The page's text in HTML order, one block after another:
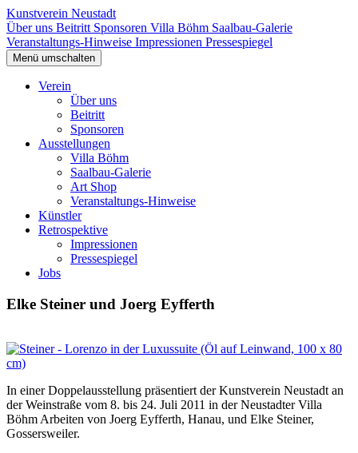
Kunstverein Neustadt
Über uns Beitritt Sponsoren Villa Böhm Saalbau-Galerie
Veranstaltungs-Hinweise Impressionen Pressespiegel
Menü umschalten
Verein
Über uns
Beitritt
Sponsoren
Ausstellungen
Villa Böhm
Saalbau-Galerie
Art Shop
Veranstaltungs-Hinweise
Künstler
Retrospektive
Impressionen
Pressespiegel
Jobs
Elke Steiner und Joerg Eyfferth
In einer Doppelausstellung präsentiert der Kunstverein Neustadt an
der Weinstraße vom 8. bis 24. Juli 2011 in der Neustadter Villa
Böhm Arbeiten von Joerg Eyfferth, Hanau, und Elke Steiner,
Gossersweiler.